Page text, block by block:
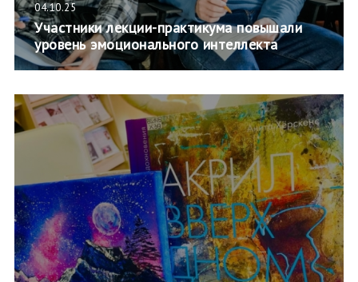
04.10.25
Участники лекции-практикума повышали
уровень эмоционального интеллекта